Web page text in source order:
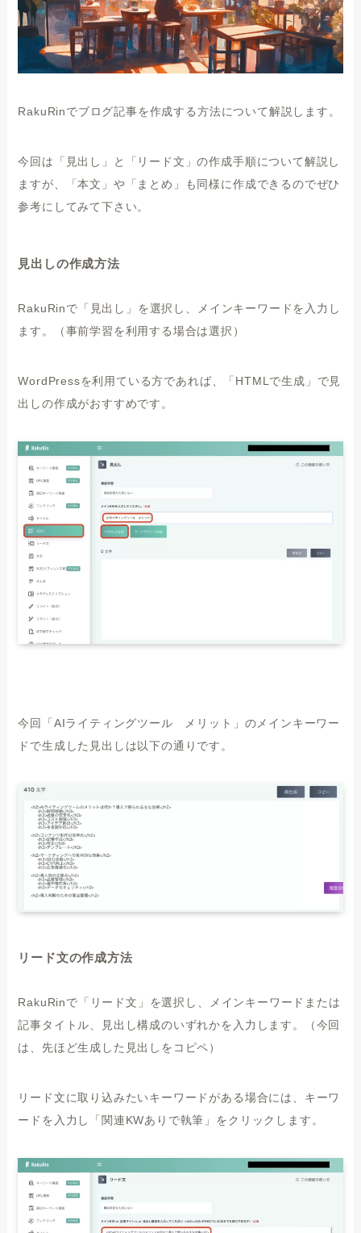
RakuRinでブログ記事を作成する方法について解説します。
今回は「見出し」と「リード文」の作成手順について解説し
ますが、「本文」や「まとめ」も同様に作成できるのでぜひ
参考にしてみて下さい。
見出しの作成方法
RakuRinで「見出し」を選択し、メインキーワードを入力し
ます。（事前学習を利用する場合は選択）
WordPressを利用ている方であれば、「HTMLで生成」で見
出しの作成がおすすめです。
今回「AIライティングツール メリット」のメインキーワー
ドで生成した見出しは以下の通りです。
リード文の作成方法
RakuRinで「リード文」を選択し、メインキーワードまたは
記事タイトル、見出し構成のいずれかを入力します。（今回
は、先ほど生成した見出しをコピペ）
リード文に取り込みたいキーワードがある場合には、キーワ
ードを入力し「関連KWありで執筆」をクリックします。